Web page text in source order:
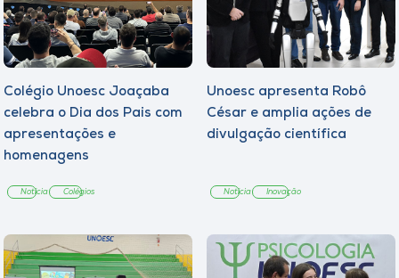
Colégio Unoesc Joaçaba
celebra o Dia dos Pais com
apresentações e
homenagens
Notícia Colégios
Unoesc apresenta Robô
César e amplia ações de
divulgação científica
Notícia Inovação